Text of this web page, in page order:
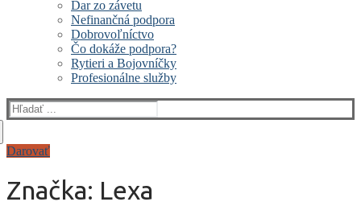
Dar zo závetu
Nefinančná podpora
Dobrovoľníctvo
Čo dokáže podpora?
Rytieri a Bojovníčky
Profesionálne služby
Hľadať:
Darovať
Značka: Lexa